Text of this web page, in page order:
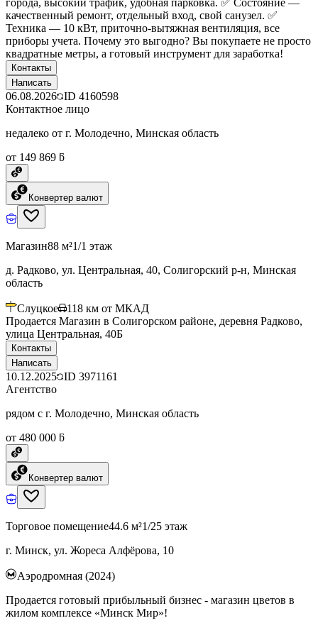
города, высокий трафик, удобная парковка. ✅ Состояние —
качественный ремонт, отдельный вход, свой санузел. ✅
Техника — 10 кВт, приточно-вытяжная вентиляция, все
приборы учета. Почему это выгодно? Вы покупаете не просто
квадратные метры, а готовый инструмент для заработка!
Контакты
Написать
06.08.2026 ID 4160598
Контактное лицо
недалеко от г. Молодечно, Минская область
от 149 869 ƃ
Конвертер валют
Магазин88 м²1/1 этаж
д. Радково, ул. Центральная, 40, Солигорский р-н, Минская
область
Слуцкое 118 км от МКАД
Продается Магазин в Солигорском районе, деревня Радково,
улица Центральная, 40Б
Контакты
Написать
10.12.2025 ID 3971161
Агентство
рядом с г. Молодечно, Минская область
от 480 000 ƃ
Конвертер валют
Торговое помещение44.6 м²1/25 этаж
г. Минск, ул. Жореса Алфёрова, 10
Аэродромная (2024)
Продается готовый прибыльный бизнес - магазин цветов в
жилом комплексе «Минск Мир»!